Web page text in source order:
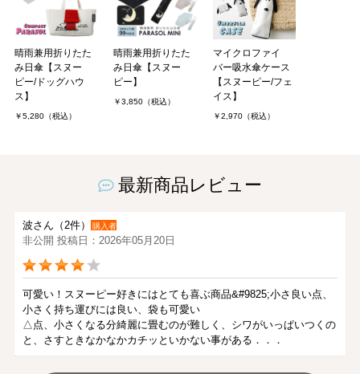
晴雨兼用折りたた
み日傘【スヌー
ピー/ドッグハウ
ス】
￥5,280（税込）
晴雨兼用折りたた
み日傘【スヌー
ピー】
￥3,850（税込）
マイクロファイ
バー吸水傘ケース
【スヌーピー/フェ
イス】
￥2,970（税込）
最新商品レビュー
波さん（2件） 購入者
非公開 投稿日：2026年05月20日
可愛い！スヌーピー好きにはとても喜ぶ商品&#9825;小さ良い点、
小さく持ち運びには良い、袋も可愛い
△点、小さくなる分綺麗に畳むのが難しく、シワがいっぱいつくの
と、さすときなかなかカチッといかない事がある．．．